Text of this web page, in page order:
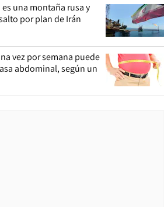
una montaña rusa y
por plan de Irán
vez por semana puede
abdominal, según un